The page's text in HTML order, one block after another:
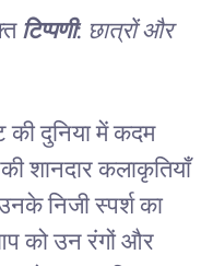
टिप्पणी: छात्रों और
की दुनिया में कदम
शानदार कलाकृतियाँ
निजी स्पर्श का
को उन रंगों और